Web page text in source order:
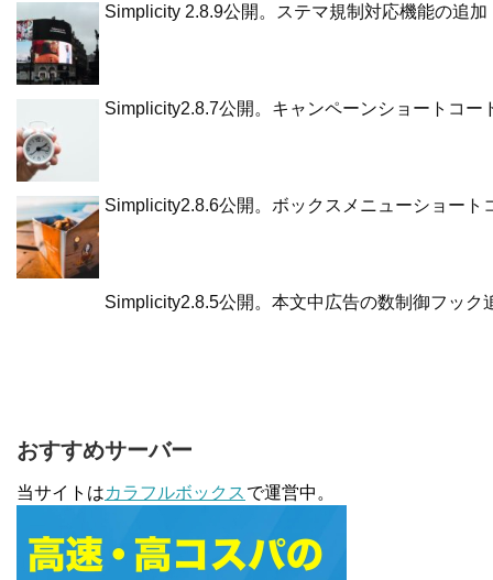
Simplicity 2.8.9公開。ステマ規制対応機能の追加
Simplicity2.8.7公開。キャンペーンショートコー
Simplicity2.8.6公開。ボックスメニューショート
Simplicity2.8.5公開。本文中広告の数制御フッ
おすすめサーバー
当サイトはカラフルボックス で運営中。